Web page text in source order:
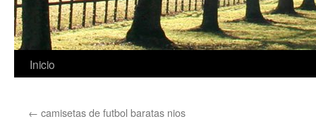
Saltar
contenido
Inicio
← camisetas de futbol baratas nios